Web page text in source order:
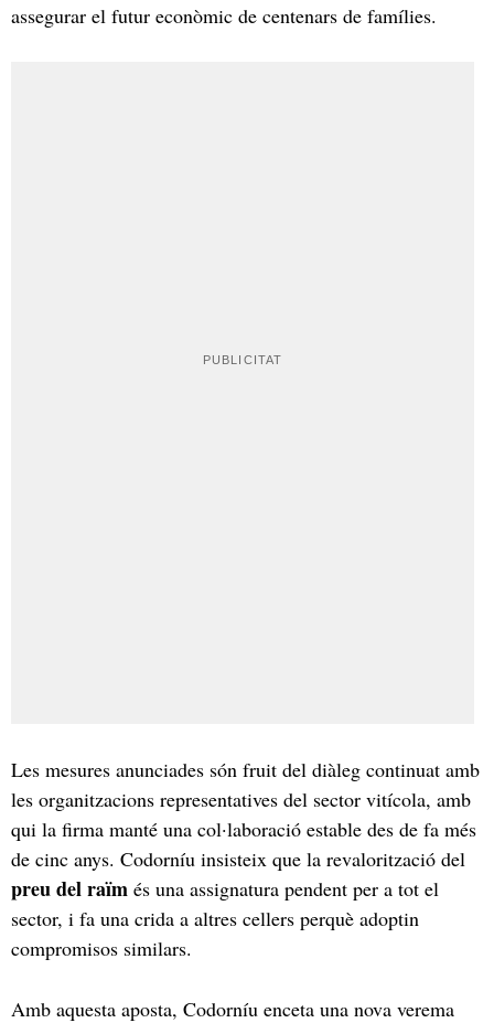
assegurar el futur econòmic de centenars de famílies.
Les mesures anunciades són fruit del diàleg continuat amb
les organitzacions representatives del sector vitícola, amb
qui la firma manté una col·laboració estable des de fa més
de cinc anys. Codorníu insisteix que la revalorització del
preu del raïm és una assignatura pendent per a tot el
sector, i fa una crida a altres cellers perquè adoptin
compromisos similars.
Amb aquesta aposta, Codorníu enceta una nova verema